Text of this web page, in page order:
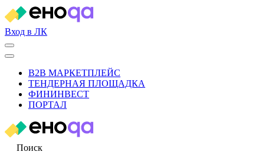
Вход в ЛК
B2B МАРКЕТПЛЕЙС
ТЕНДЕРНАЯ ПЛОЩАДКА
ФИНИНВЕСТ
ПОРТАЛ
Поиск